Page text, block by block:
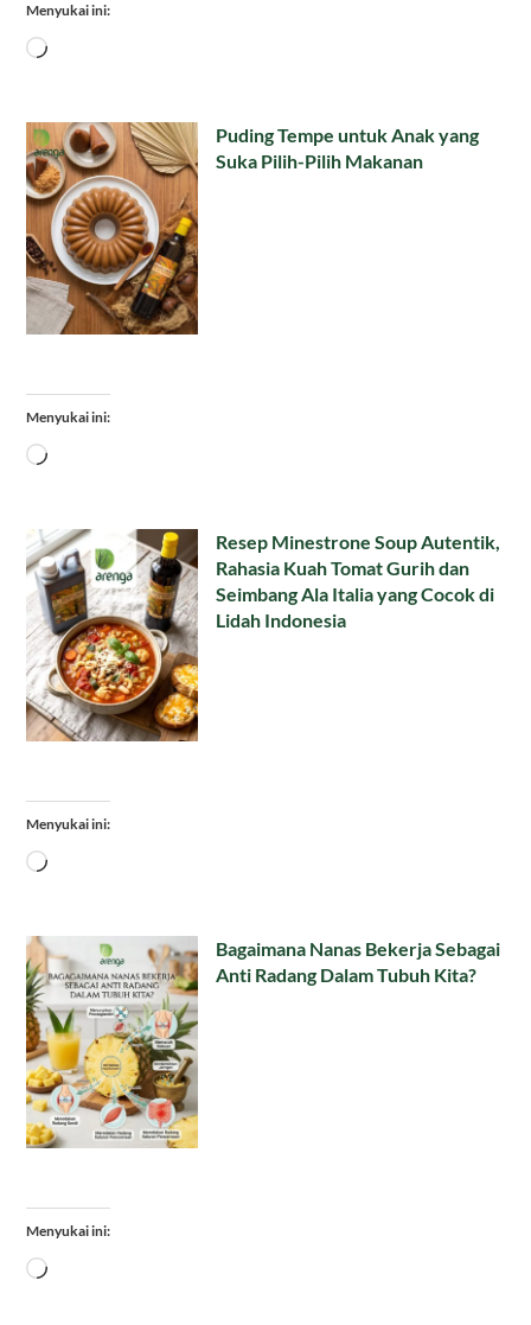
Menyukai ini:
Memuat...
Puding Tempe untuk Anak yang
Suka Pilih-Pilih Makanan
Menyukai ini:
Memuat...
Resep Minestrone Soup Autentik,
Rahasia Kuah Tomat Gurih dan
Seimbang Ala Italia yang Cocok di
Lidah Indonesia
Menyukai ini:
Memuat...
Bagaimana Nanas Bekerja Sebagai
Anti Radang Dalam Tubuh Kita?
Menyukai ini:
Memuat...